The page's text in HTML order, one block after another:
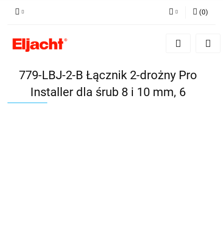
Zaloguj się
(0)
779-LBJ-2-B Łącznik 2-drożny Pro
Installer dla śrub 8 i 10 mm, 6